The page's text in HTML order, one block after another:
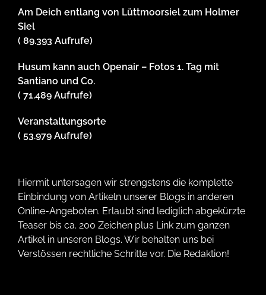
Am Deich entlang von Lüttmoorsiel zum Holmer
Siel
( 89.393 Aufrufe)
Husum kann auch Openair – Fotos 1. Tag mit
Santiano und Co.
( 71.489 Aufrufe)
Veranstaltungsorte
( 53.979 Aufrufe)
Hiermit untersagen wir strengstens die komplette
Einbindung von Artikeln unserer Blogs in anderen
Online-Angeboten. Erlaubt sind lediglich abgekürzte
Teaser bis ca. 200 Zeichen plus Link zum ganzen
Artikel in unseren Blogs. Wir behalten uns bei
Verstössen rechtliche Schritte vor. Die Redaktion!